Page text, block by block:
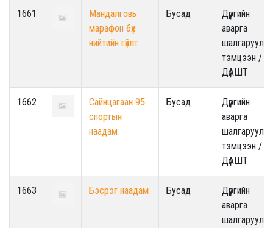
1661
Мандалговь
марафон бүх
нийтийн гүйлт
Бусад
Дүүргийн
аварга
шалгаруулах
тэмцээн /
ДүАШТ
1662
Сайнцагаан 95
спортын
наадам
Бусад
Дүүргийн
аварга
шалгаруулах
тэмцээн /
ДүАШТ
1663 Бэсрэг наадам Бусад
Дүүргийн
аварга
шалгаруулах